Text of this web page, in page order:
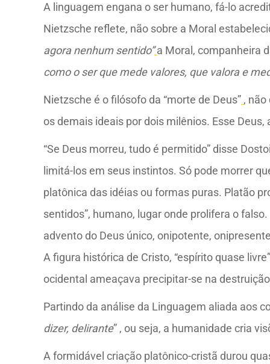
A linguagem engana o ser humano, fá-lo
Nietzsche reflete, não sobre a Moral
agora nenhum sentido” a Moral, companheira
como o ser que mede valores, que valora e
Nietzsche é o filósofo da “morte de Deus” ,
os demais ideais por dois milênios. Esse
“Se Deus morreu, tudo é permitido” disse
limitá-los em seus instintos. Só pode morrer
platônica das idéias ou formas puras. Platão
sentidos”, humano, lugar onde prolifera o
advento do Deus único, onipotente,
A figura histórica de Cristo, “espírito quase
ocidental ameaçava precipitar-se na
Partindo da análise da Linguagem aliada aos
dizer, delirante” , ou seja, a humanidade cria
A formidável criação platônico-cristã durou